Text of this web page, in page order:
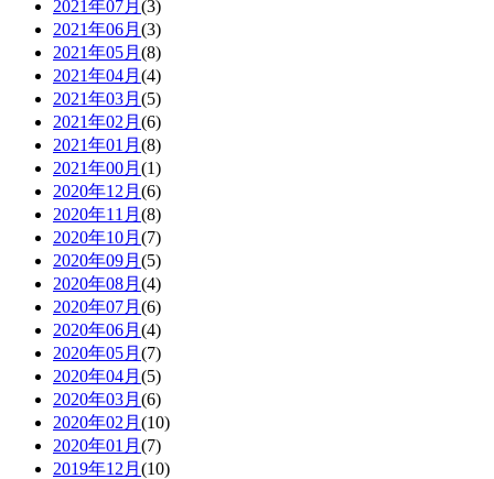
2021年07月 (3)
2021年06月 (3)
2021年05月 (8)
2021年04月 (4)
2021年03月 (5)
2021年02月 (6)
2021年01月 (8)
2021年00月 (1)
2020年12月 (6)
2020年11月 (8)
2020年10月 (7)
2020年09月 (5)
2020年08月 (4)
2020年07月 (6)
2020年06月 (4)
2020年05月 (7)
2020年04月 (5)
2020年03月 (6)
2020年02月 (10)
2020年01月 (7)
2019年12月 (10)